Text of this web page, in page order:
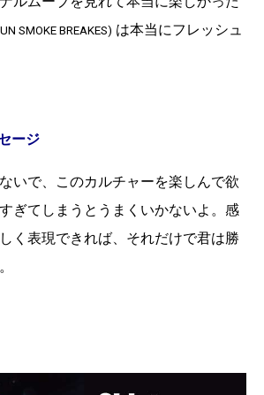
SMOKE BREAKES) は本当にフレッシュ
ージ
いで、このカルチャーを楽しんで欲
ぎてしまうとうまくいかないよ。 感
く表現できれば、それだけで君は勝